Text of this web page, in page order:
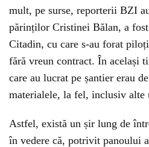
mult, pe surse, reporterii BZI
părinților Cristinei Bălan, a
Citadin, cu care s-au forat
fără vreun contract. În același
care au lucrat pe șantier erau
materialele, la fel, inclusiv alte
Astfel, există un șir lung de
în vedere că, potrivit panoului